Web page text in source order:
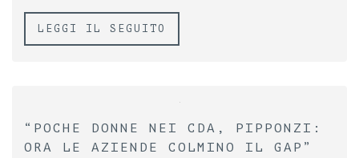
LEGGI IL SEGUITO
“POCHE DONNE NEI CDA, PIPPONZI:
ORA LE AZIENDE COLMINO IL GAP”